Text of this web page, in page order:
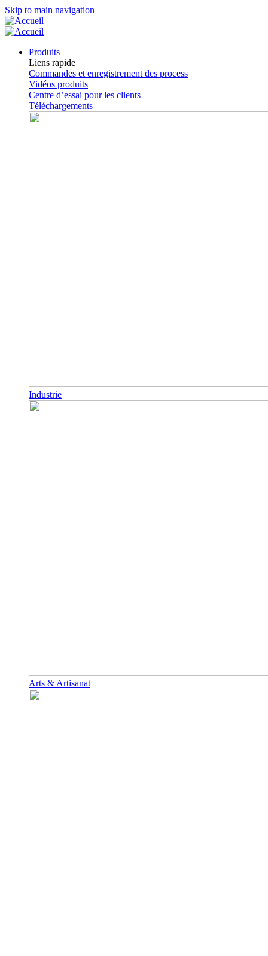
Skip to main navigation
Produits
Liens rapide
Commandes et enregistrement des process
Vidéos produits
Centre d’essai pour les clients
Téléchargements
Industrie
Arts & Artisanat